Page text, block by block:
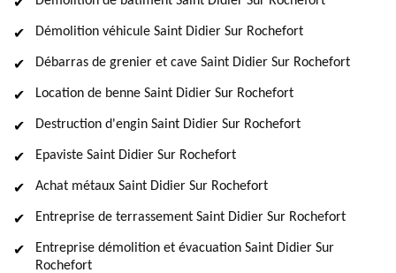
Démolition véhicule Saint Didier Sur Rochefort
Débarras de grenier et cave Saint Didier Sur Rochefort
Location de benne Saint Didier Sur Rochefort
Destruction d'engin Saint Didier Sur Rochefort
Epaviste Saint Didier Sur Rochefort
Achat métaux Saint Didier Sur Rochefort
Entreprise de terrassement Saint Didier Sur Rochefort
Entreprise démolition et évacuation Saint Didier Sur
Rochefort